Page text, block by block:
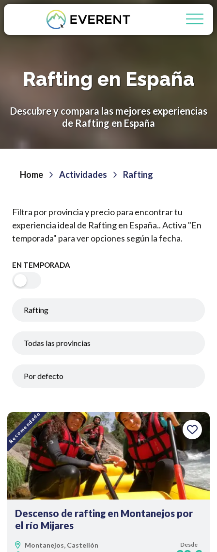
Rafting en España
Descubre y compara las mejores experiencias
de Rafting en España
Home Actividades Rafting
Filtra por provincia y precio para encontrar tu
experiencia ideal de Rafting en España.. Activa "En
temporada" para ver opciones según la fecha.
EN TEMPORADA
Recomendado
Descenso de rafting en Montanejos por
el río Mijares
Montanejos, Castellón
Desde